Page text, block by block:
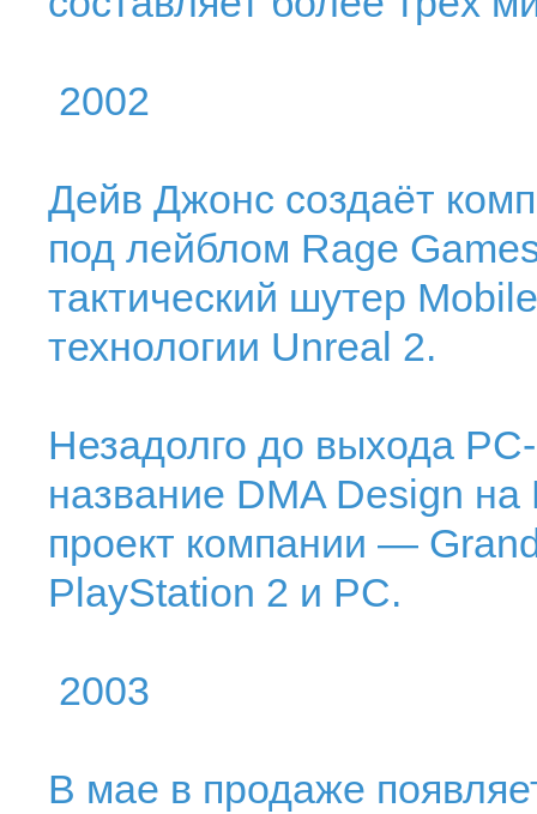
2002
Дейв Джонс создаёт
под лейблом Rage
тактический шутер
технологии Unreal 2.
Незадолго до выхода
название DMA Design
проект компании —
PlayStation 2 и PC.
2003
В мае в продаже